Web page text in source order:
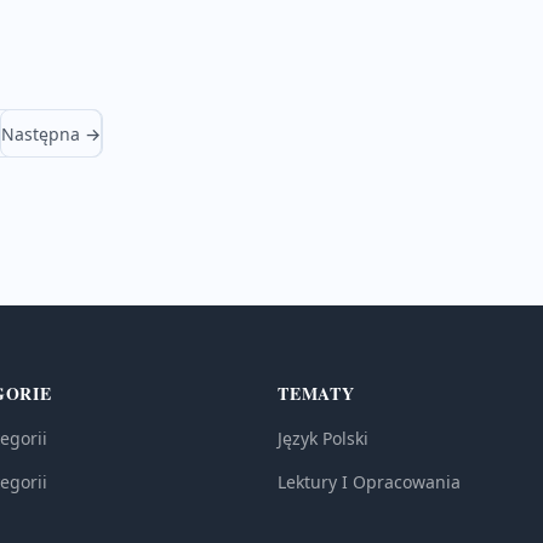
Następna →
TEMATY
Język Polski
Lektury I Opracowania